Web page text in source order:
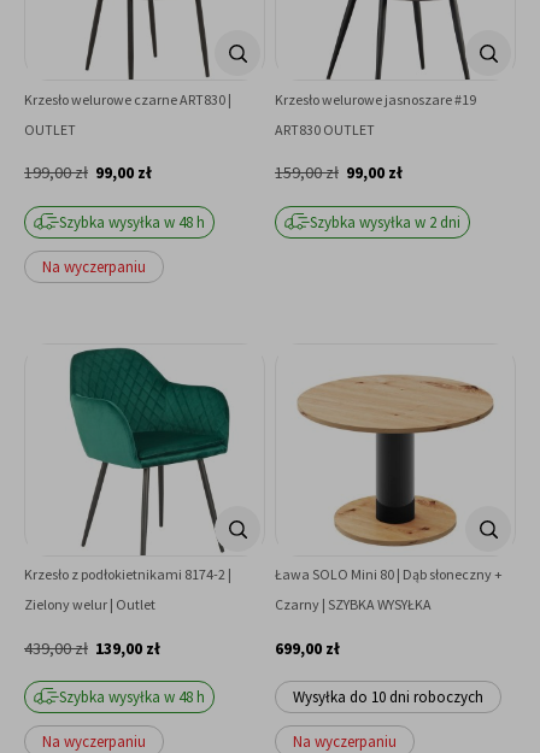
Krzesło welurowe czarne ART830 |
OUTLET
99,00 zł
199,00 zł
Szybka wysyłka w 48 h
Na wyczerpaniu
Krzesło welurowe jasnoszare #19
ART830 OUTLET
99,00 zł
159,00 zł
Szybka wysyłka w 2 dni
Krzesło z podłokietnikami 8174-2 |
Zielony welur | Outlet
139,00 zł
439,00 zł
Szybka wysyłka w 48 h
Na wyczerpaniu
Ława SOLO Mini 80 | Dąb słoneczny +
Czarny | SZYBKA WYSYŁKA
699,00 zł
Wysyłka do 10 dni roboczych
Na wyczerpaniu